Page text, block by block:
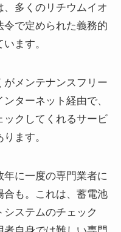
多くのリチウムイオ
令で定められた義務的
ます。
メンテナンスフリー
ターネット経由で、
クしてくれるサービ
ます。
年に一度の専門業者に
合も。これは、蓄電池
ステムのチェック